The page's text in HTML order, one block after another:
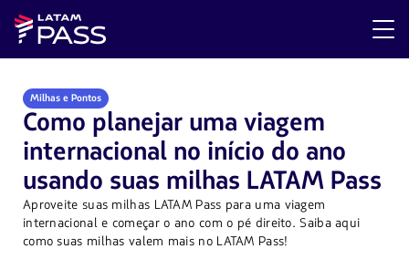
Milhas e Pontos
Como planejar uma viagem
internacional no início do ano
usando suas milhas LATAM Pass
Aproveite suas milhas LATAM Pass para uma viagem
internacional e começar o ano com o pé direito. Saiba aqui
como suas milhas valem mais no LATAM Pass!